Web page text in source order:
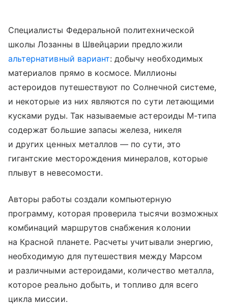
Специалисты Федеральной политехнической
школы Лозанны в Швейцарии предложили
альтернативный вариант: добычу необходимых
материалов прямо в космосе. Миллионы
астероидов путешествуют по Солнечной системе,
и некоторые из них являются по сути летающими
кусками руды. Так называемые астероиды М-типа
содержат большие запасы железа, никеля
и других ценных металлов — по сути, это
гигантские месторождения минералов, которые
плывут в невесомости.
Авторы работы создали компьютерную
программу, которая проверила тысячи возможных
комбинаций маршрутов снабжения колонии
на Красной планете. Расчеты учитывали энергию,
необходимую для путешествия между Марсом
и различными астероидами, количество металла,
которое реально добыть, и топливо для всего
цикла миссии.